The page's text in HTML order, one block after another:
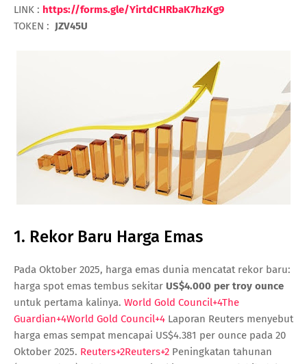
LINK : https://forms.gle/YirtdCHRbaK7hzKg9
TOKEN : JZV45U
1. Rekor Baru Harga Emas
Pada Oktober 2025, harga emas dunia mencatat rekor baru:
harga spot emas tembus sekitar US$4.000 per troy ounce
untuk pertama kalinya. World Gold Council+4The
Guardian+4World Gold Council+4 Laporan Reuters menyebut
harga emas sempat mencapai US$4.381 per ounce pada 20
Oktober 2025. Reuters+2Reuters+2 Peningkatan tahunan